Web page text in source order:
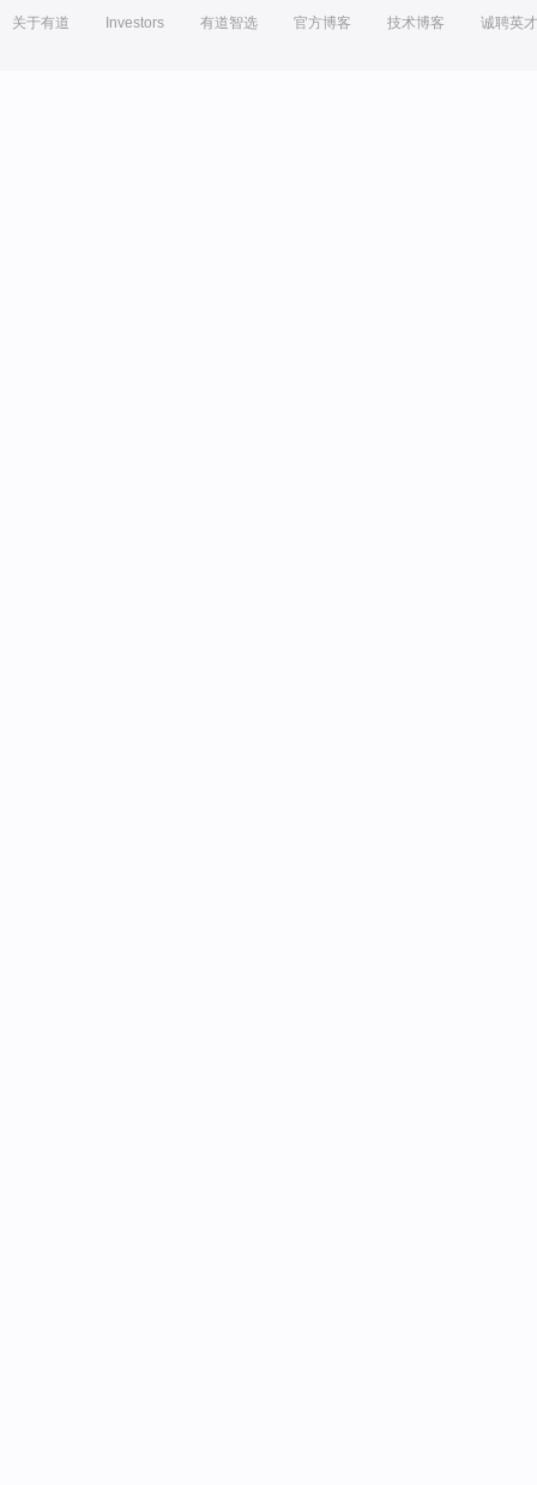
关于有道 Investors 有道智选 官方博客 技术博客 诚聘英才